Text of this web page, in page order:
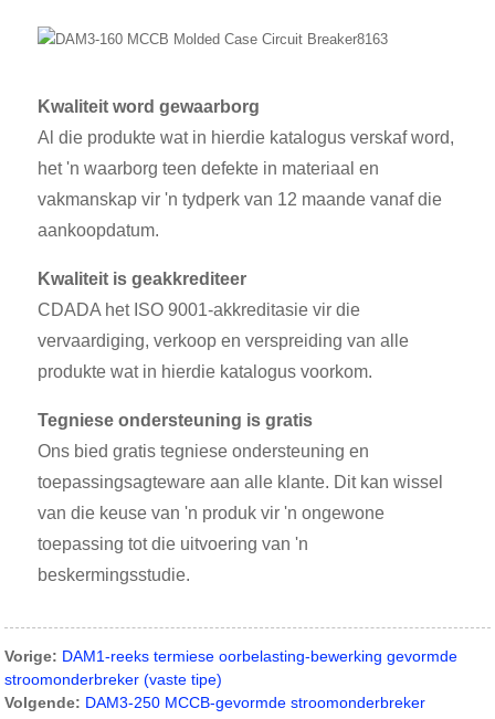
Kwaliteit word gewaarborg
Al die produkte wat in hierdie katalogus verskaf word,
het 'n waarborg teen defekte in materiaal en
vakmanskap vir 'n tydperk van 12 maande vanaf die
aankoopdatum.
Kwaliteit is geakkrediteer
CDADA het ISO 9001-akkreditasie vir die
vervaardiging, verkoop en verspreiding van alle
produkte wat in hierdie katalogus voorkom.
Tegniese ondersteuning is gratis
Ons bied gratis tegniese ondersteuning en
toepassingsagteware aan alle klante. Dit kan wissel
van die keuse van 'n produk vir 'n ongewone
toepassing tot die uitvoering van 'n
beskermingsstudie.
Vorige: DAM1-reeks termiese oorbelasting-bewerking gevormde
stroomonderbreker (vaste tipe)
Volgende: DAM3-250 MCCB-gevormde stroomonderbreker